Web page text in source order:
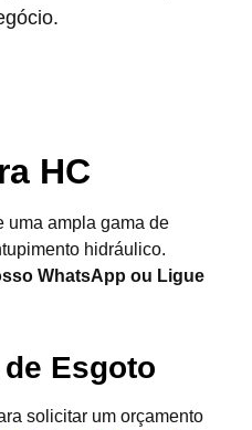
HC
uma ampla gama de
hidráulico.
WhatsApp ou Ligue
Esgoto
solicitar um orçamento